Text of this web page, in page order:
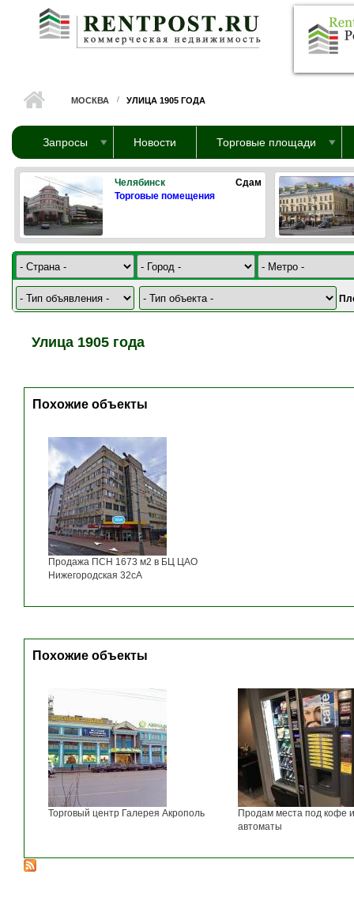
Перейти к основному содержанию
МОСКВА УЛИЦА 1905 ГОДА
Запросы Новости Торговые площади
Челябинск
Сдам
Торговые помещения
Улица 1905 года
Похожие объекты
Продажа ПСН 1673 м2 в БЦ ЦАО
Нижегородская 32сА
Похожие объекты
Торговый центр Галерея Акрополь
Продам места под кофе
автоматы